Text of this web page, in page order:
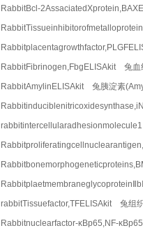
RabbitBcl-
RabbitFibrinogen,FbgELISAkit 兔血
RabbitAmylinELISAkit 兔胰淀素
rabbitTissuefactor,TFELISAkit 兔组
Rabbitnuclearfactor-κBp65,NF-